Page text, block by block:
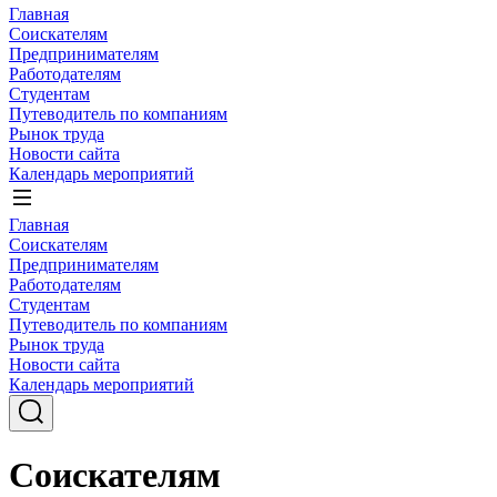
Главная
Соискателям
Предпринимателям
Работодателям
Студентам
Путеводитель по компаниям
Рынок труда
Новости сайта
Календарь мероприятий
Главная
Соискателям
Предпринимателям
Работодателям
Студентам
Путеводитель по компаниям
Рынок труда
Новости сайта
Календарь мероприятий
Соискателям